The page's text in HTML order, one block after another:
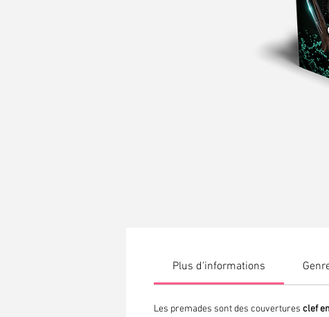
Plus d'informations
Les premades sont des couvertures clef